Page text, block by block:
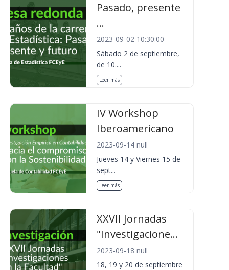
Pasado, presente
...
2023-09-02 10:30:00
Sábado 2 de septiembre,
de 10....
Leer más
IV Workshop
Iberoamericano
2023-09-14 null
Jueves 14 y Viernes 15 de
sept...
Leer más
XXVII Jornadas
"Investigacione...
2023-09-18 null
18, 19 y 20 de septiembre